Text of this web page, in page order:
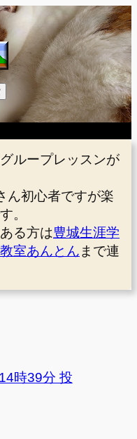
ループレッスンが
ん初心者ですが楽
。
る方は豊城生涯学
室あんとん まで連
時39分 投